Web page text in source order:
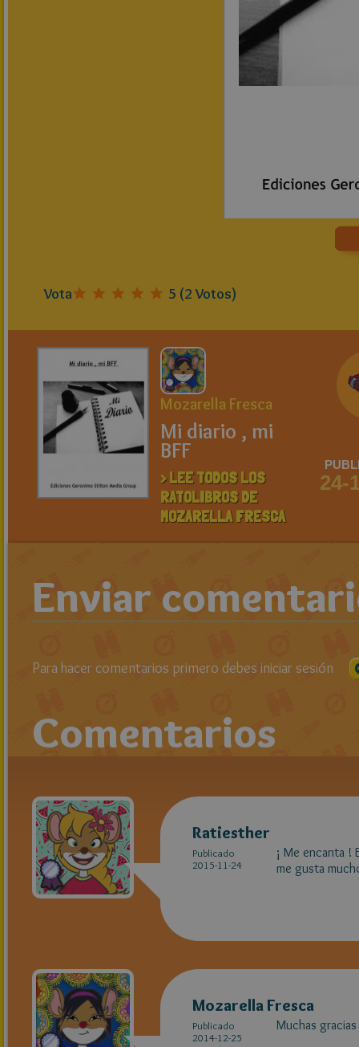
Vota 5 (2Votos)
Mozarella Fresca
Mi diario , mi
BFF
> LEE TODOS LOS
RATOLIBROS DE
MOZARELLA FRESCA
24-
Enviar
Para hacer comentarios primero debes iniciar sesión
Comentarios
Ratiesther
Publicado
2015-11-24
¡ Me encanta !
me gusta
Mozarella Fresca
Publicado
2014-12-25
Muchas